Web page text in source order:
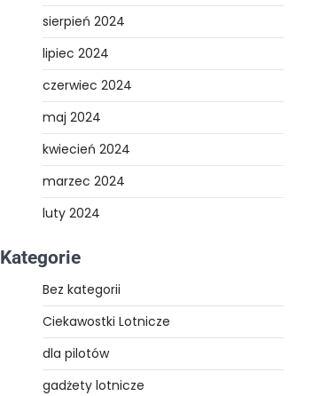
sierpień 2024
lipiec 2024
czerwiec 2024
maj 2024
kwiecień 2024
marzec 2024
luty 2024
Kategorie
Bez kategorii
Ciekawostki Lotnicze
dla pilotów
gadżety lotnicze